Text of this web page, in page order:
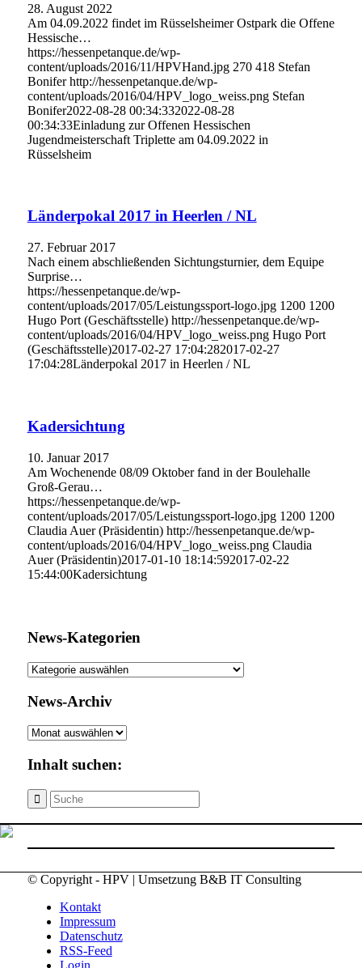
28. August 2022
Am 04.09.2022 findet im Rüsselsheimer Ostpark die Offene
Hessische…
https://hessenpetanque.de/wp-
content/uploads/2016/11/HPVHand.jpg 270 418 Stefan
Bonifer http://hessenpetanque.de/wp-
content/uploads/2016/04/HPV_logo_weiss.png Stefan
Bonifer2022-08-28 00:34:332022-08-28
00:34:33Einladung zur Offenen Hessischen
Jugendmeisterschaft Triplette am 04.09.2022 in
Rüsselsheim
Länderpokal 2017 in Heerlen / NL
27. Februar 2017
Nach einem abschließenden Sichtungsturnier, dem Equipe
Surprise…
https://hessenpetanque.de/wp-
content/uploads/2017/05/Leistungssport-logo.jpg 1200 1200
Hugo Port (Geschäftsstelle) http://hessenpetanque.de/wp-
content/uploads/2016/04/HPV_logo_weiss.png Hugo Port
(Geschäftsstelle)2017-02-27 17:04:282017-02-27
17:04:28Länderpokal 2017 in Heerlen / NL
Kadersichtung
10. Januar 2017
Am Wochenende 08/09 Oktober fand in der Boulehalle
Groß-Gerau…
https://hessenpetanque.de/wp-
content/uploads/2017/05/Leistungssport-logo.jpg 1200 1200
Claudia Auer (Präsidentin) http://hessenpetanque.de/wp-
content/uploads/2016/04/HPV_logo_weiss.png Claudia
Auer (Präsidentin)2017-01-10 18:14:592017-02-22
15:44:00Kadersichtung
News-Kategorien
News-
News-Archiv
News-
Inhalt suchen:
© Copyright - HPV | Umsetzung B&B IT Consulting
Kontakt
Impressum
Datenschutz
RSS-Feed
Login